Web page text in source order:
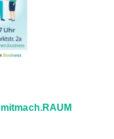
mitmach.RAUM